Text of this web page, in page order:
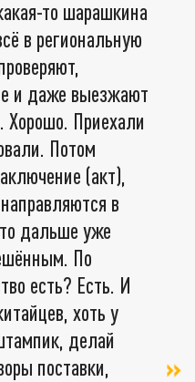
то шарашкина
в региональную
и даже выезжают
Хорошо. Приехали
Потом
(акт),
в
дальше уже
По
есть? Есть. И
хоть у
делай
поставки,